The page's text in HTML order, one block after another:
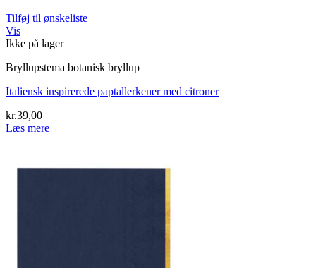
Tilføj til ønskeliste
Vis
Ikke på lager
Bryllupstema botanisk bryllup
Italiensk inspirerede paptallerkener med citroner
kr.39,00
Læs mere